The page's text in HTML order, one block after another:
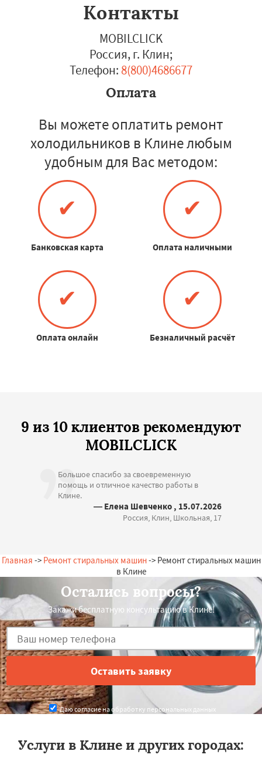
Контакты
MOBILCLICK
Россия, г. Клин;
Телефон: 8(800)4686677
Оплата
Вы можете оплатить ремонт
холодильников в Клине любым
удобным для Вас методом:
✔
Банковская карта
✔
Оплата наличными
✔
Оплата онлайн
✔
Безналичный расчёт
9 из 10 клиентов рекомендуют
MOBILCLICK
Большое спасибо за своевременную
помощь и отличное качество работы в
Клине.
— Елена Шевченко , 15.07.2026
Россия, Клин, Школьная, 17
Главная -> Ремонт стиральных машин-> Ремонт стиральных машин
в Клине
Остались вопросы?
Закажи бесплатную консультацию в Клине!
Даю согласие на обработку персональных данных
Услуги в Клине и других городах: